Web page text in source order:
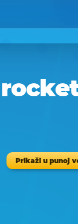
Prikaži u punoj